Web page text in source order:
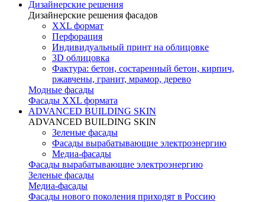
Дизайнерские решения
Дизайнерские решения фасадов
XXL формат
Перфорация
Индивидуальный принт на облицовке
3D облицовка
Фактура: бетон, состаренный бетон, кирпич,
ржавчены, гранит, мрамор, дерево
Модные фасады
Фасады XXL формата
ADVANCED BUILDING SKIN
ADVANCED BUILDING SKIN
Зеленые фасады
Фасады вырабатывающие электроэнергию
Медиа-фасады
Фасады вырабатывающие электроэнергию
Зеленые фасады
Медиа-фасады
Фасады нового поколения приходят в Россию